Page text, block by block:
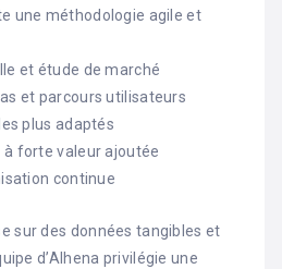
une méthodologie agile et
et étude de marché
et parcours utilisateurs
plus adaptés
forte valeur ajoutée
continue
sur des données tangibles et
d’Alhena privilégie une